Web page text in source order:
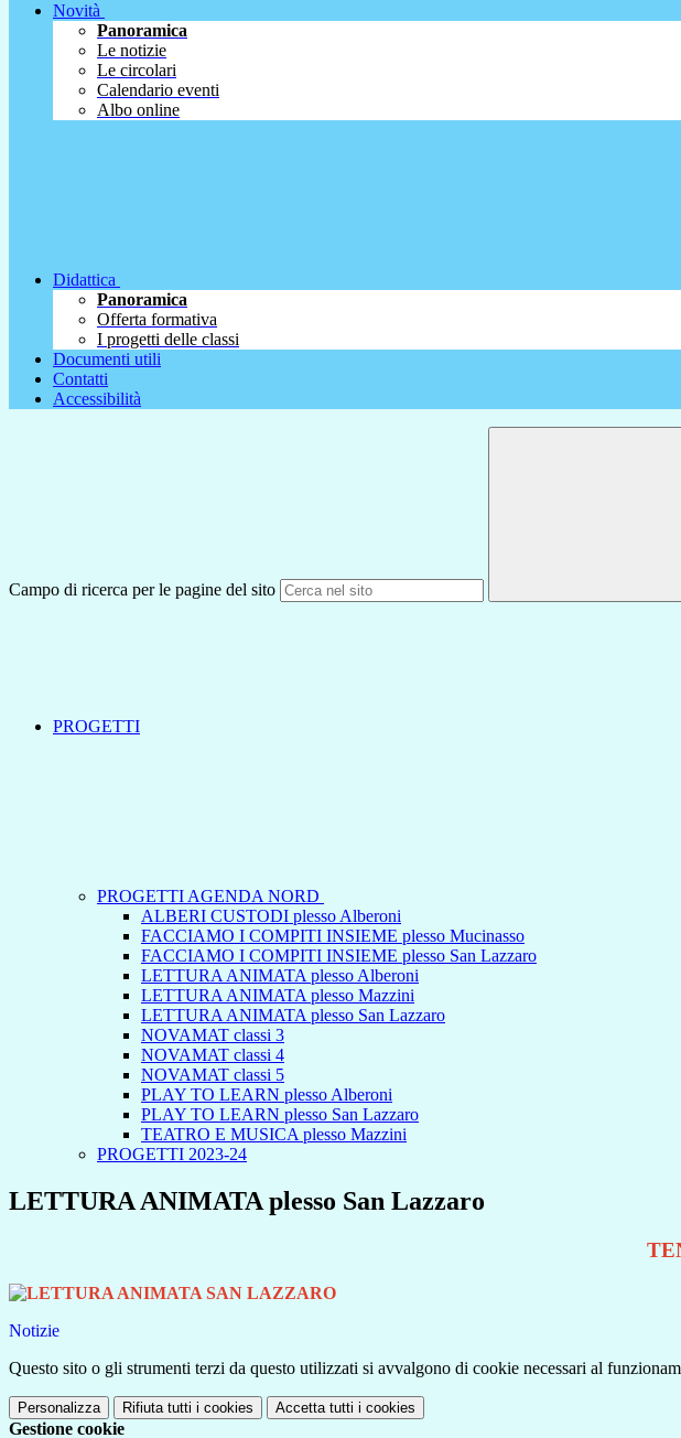
Novità
Panoramica
Le notizie
Le circolari
Calendario eventi
Albo online
Didattica
Panoramica
Offerta formativa
I progetti delle classi
Documenti utili
Contatti
Accessibilità
Campo di ricerca per le pagine del sito
PROGETTI
PROGETTI AGENDA NORD
ALBERI CUSTODI plesso Alberoni
FACCIAMO I COMPITI INSIEME plesso Mucinasso
FACCIAMO I COMPITI INSIEME plesso San Lazzaro
LETTURA ANIMATA plesso Alberoni
LETTURA ANIMATA plesso Mazzini
LETTURA ANIMATA plesso San Lazzaro
NOVAMAT classi 3
NOVAMAT classi 4
NOVAMAT classi 5
PLAY TO LEARN plesso Alberoni
PLAY TO LEARN plesso San Lazzaro
TEATRO E MUSICA plesso Mazzini
PROGETTI 2023-24
LETTURA ANIMATA plesso San Lazzaro
Notizie
Questo sito o gli strumenti terzi da questo utilizzati si avvalgono di cookie necessari al
Personalizza Rifiuta tutti i cookies Accetta tutti i cookies
Gestione cookie